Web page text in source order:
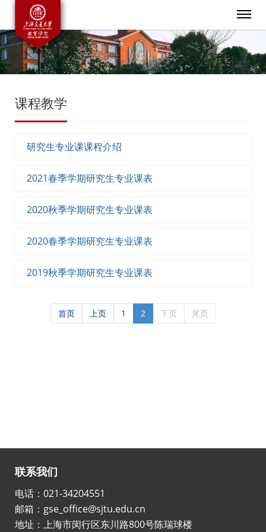
课程教学
研究生专业课课程介绍
2021春季学期研究生专业课表
2020秋季学期研究生专业课表
2020春季学期研究生专业课表
2019秋季学期研究生专业课表
首页 上页 1 2 下页 尾页
联系我们
电话：021-34204551
邮箱：gse_office@sjtu.edu.cn
地址：上海市闵行区东川路800号陈瑞球楼